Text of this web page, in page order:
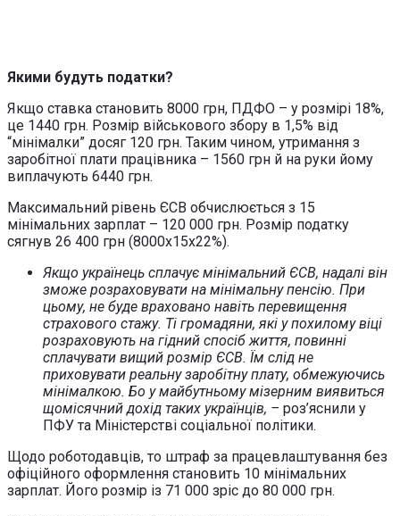
Якими будуть податки?
Якщо ставка становить 8000 грн, ПДФО – у розмірі 18%,
це 1440 грн. Розмір військового збору в 1,5% від
“мінімалки” досяг 120 грн. Таким чином, утримання з
заробітної плати працівника – 1560 грн й на руки йому
виплачують 6440 грн.
Максимальний рівень ЄСВ обчислюється з 15
мінімальних зарплат – 120 000 грн. Розмір податку
сягнув 26 400 грн (8000х15х22%).
Якщо українець сплачує мінімальний ЄСВ, надалі він
зможе розраховувати на мінімальну пенсію. При
цьому, не буде враховано навіть перевищення
страхового стажу. Ті громадяни, які у похилому віці
розраховують на гідний спосіб життя, повинні
сплачувати вищий розмір ЄСВ. Їм слід не
приховувати реальну заробітну плату, обмежуючись
мінімалкою. Бо у майбутньому мізерним виявиться
щомісячний дохід таких українців, – роз’яснили у
ПФУ та Міністерстві соціальної політики.
Щодо роботодавців, то штраф за працевлаштування без
офіційного оформлення становить 10 мінімальних
зарплат. Його розмір із 71 000 зріс до 80 000 грн.